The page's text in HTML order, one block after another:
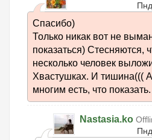
Спасибо)
Только никак вот не
показаться) Стесняются,
несколько человек
Хвастушках. И тишина(((
многим есть, что показать.
Nastasia.ko